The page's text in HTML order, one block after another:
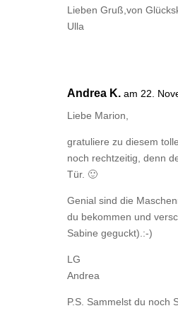
Lieben Gruß,von
Ulla
Andrea K. am 22.
Liebe Marion,
gratuliere zu diesem
noch rechtzeitig, denn
Tür. 🙂
Genial sind die
du bekommen und
Sabine geguckt).:-)
LG
Andrea
P.S. Sammelst du noch